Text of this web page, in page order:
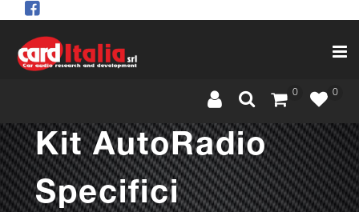
0 0
Kit AutoRadio
Specifici